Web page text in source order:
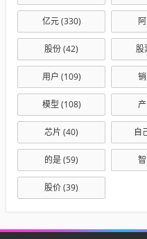
亿元(330)
股份(42) 股
用户 (109)
模型 (108)
芯片 (40) 自
的是(59)
股价(39)